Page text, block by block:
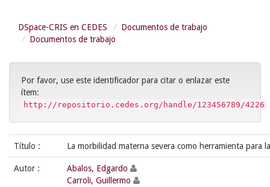
DSpace-CRIS en CEDES
Documentos de trabajo
Documentos de trabajo
Por favor, use este identificador para citar o enlazar este
ítem:
http://repositorio.cedes.org/handle/123456789/4226
Título : La morbilidad materna severa como herramienta para
Autor :
Abalos, Edgardo
Carroli, Guillermo